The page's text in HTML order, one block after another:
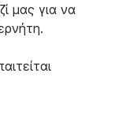
μας για να